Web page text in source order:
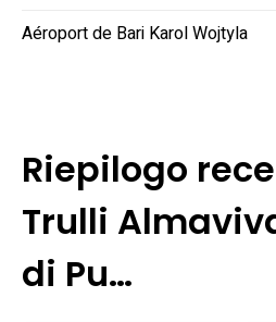
Aéroport de Bari Karol Wojtyla
Riepilogo
Trulli
di Pu…